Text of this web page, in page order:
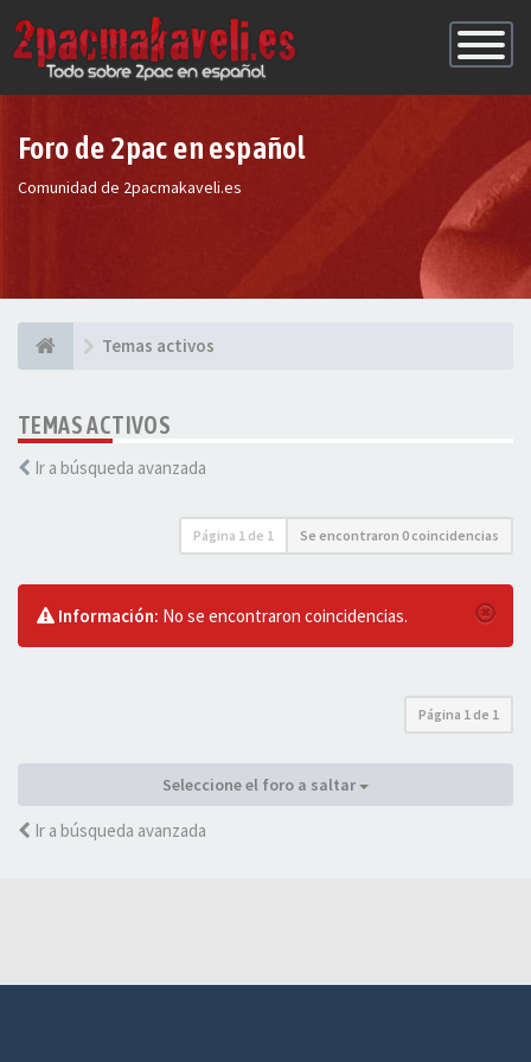
de
Foro de 2pac en español
Comunidad de 2pacmakaveli.es
Temas activos
TEMAS ACTIVOS
Ir a búsqueda avanzada
Página 1 de 1 Se encontraron 0 coincidencias
Información: No se encontraron coincidencias.
Página 1 de 1
Seleccione el foro a saltar
Ir a búsqueda avanzada